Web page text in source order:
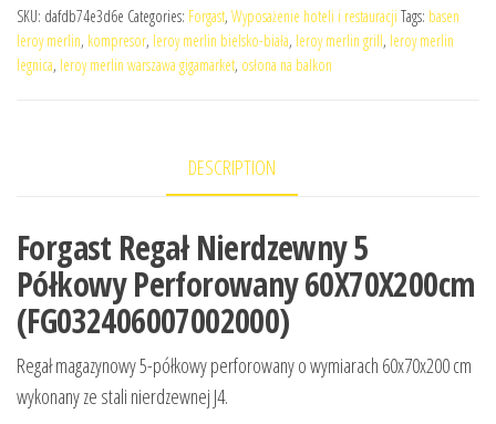
SKU: dafdb74e3d6e Categories: Forgast, Wyposażenie hoteli i restauracji Tags: basen
leroy merlin, kompresor, leroy merlin bielsko-biała, leroy merlin grill, leroy merlin
legnica, leroy merlin warszawa gigamarket, osłona na balkon
DESCRIPTION
Forgast Regał Nierdzewny 5
Półkowy Perforowany 60X70X200cm
(FG032406007002000)
Regał magazynowy 5-półkowy perforowany o wymiarach 60x70x200 cm
wykonany ze stali nierdzewnej J4.